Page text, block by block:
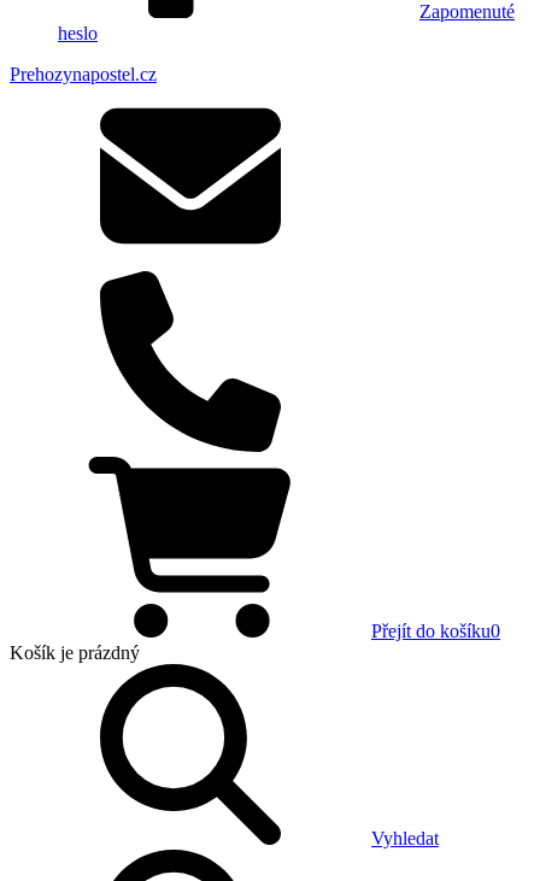
Zapomenuté
heslo
Prehozynapostel.cz
Přejít do košíku0
Košík je prázdný
Vyhledat